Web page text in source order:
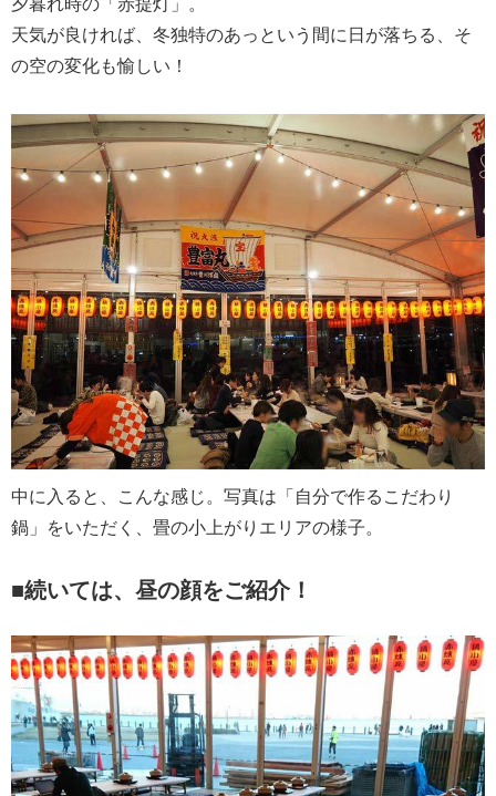
天気が良ければ、冬独特のあっという間に日が落ちる、そ
の空の変化も愉しい！
中に入ると、こんな感じ。写真は「自分で作るこだわり
鍋」をいただく、畳の小上がりエリアの様子。
■続いては、昼の顔をご紹介！